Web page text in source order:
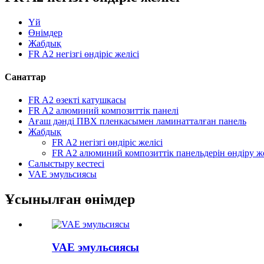
Үй
Өнімдер
Жабдық
FR A2 негізгі өндіріс желісі
Санаттар
FR A2 өзекті катушкасы
FR A2 алюминий композиттік панелі
Ағаш дәнді ПВХ пленкасымен ламинатталған панель
Жабдық
FR A2 негізгі өндіріс желісі
FR A2 алюминий композиттік панельдерін өндіру
Салыстыру кестесі
VAE эмульсиясы
Ұсынылған өнімдер
VAE эмульсиясы